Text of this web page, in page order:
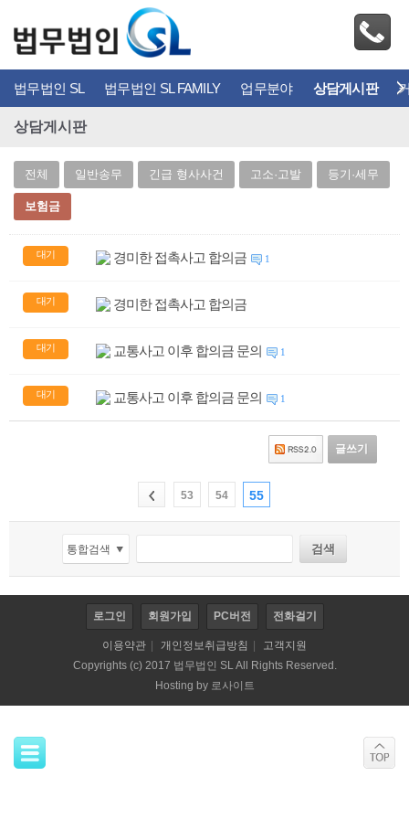
법무법인 SL 법무법인 SL FAMILY 업무분야 상담게시판
상담게시판
전체 일반송무 긴급 형사사건 고소·고발 등기·세무
보험금
대기 경미한 접촉사고 합의금 1
대기 경미한 접촉사고 합의금
대기 교통사고 이후 합의금 문의 1
대기 교통사고 이후 합의금 문의 1
글쓰기
53 54 55
로그인 회원가입 PC버전 전화걸기
이용약관 개인정보취급방침
고객지원
Copyrights (c) 2017 법무법인 SL All Rights Reserved.
Hosting by 로사이트